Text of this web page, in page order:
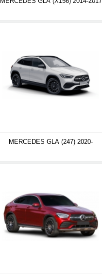
MERCEDES GLA (247) 2020-